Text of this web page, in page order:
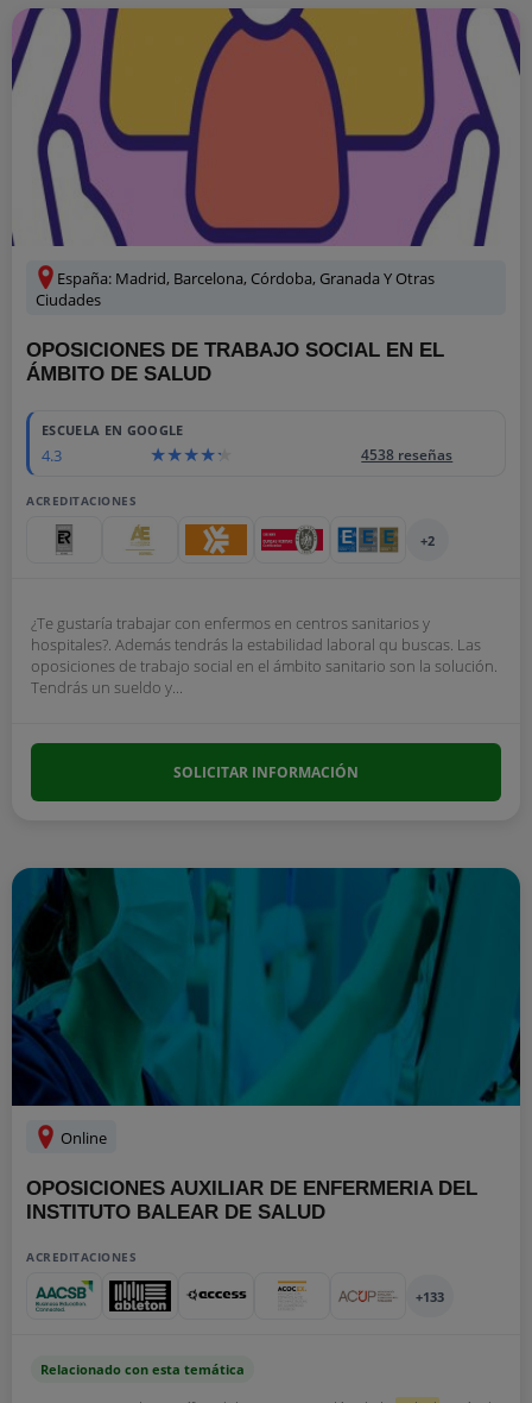
España: Madrid, Barcelona, Córdoba, Granada Y Otras
Ciudades
OPOSICIONES DE TRABAJO SOCIAL EN EL
ÁMBITO DE SALUD
ESCUELA EN GOOGLE
4.3 4538 reseñas
ACREDITACIONES
+2
¿Te gustaría trabajar con enfermos en centros sanitarios y
hospitales?. Además tendrás la estabilidad laboral qu buscas. Las
oposiciones de trabajo social en el ámbito sanitario son la solución.
Tendrás un sueldo y...
SOLICITAR INFORMACIÓN
Online
OPOSICIONES AUXILIAR DE ENFERMERIA DEL
INSTITUTO BALEAR DE SALUD
ACREDITACIONES
+133
Relacionado con esta temática